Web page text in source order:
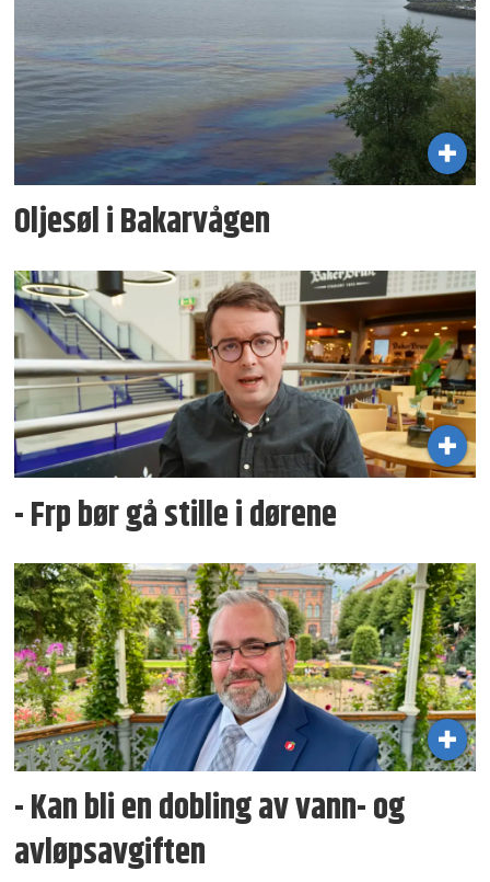
Oljesøl i Bakarvågen
- Frp bør gå stille i dørene
- Kan bli en dobling av vann- og
avløpsavgiften